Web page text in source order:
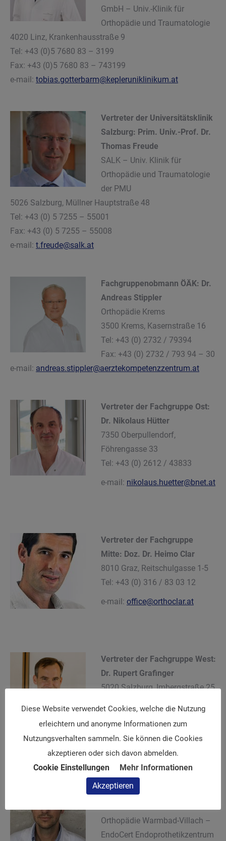
GmbH – Univ.-Klinik für
Orthopädie und Traumatologie
4020 Linz, Krankenhausstraße 9
Tel: +43 (0)5 7680 83 – 3199
Fax: +43 (0)5 7680 83 – 743199
e-mail: tobias.gotterbarm@kepleruniklinikum.at
Vertreter der Universitätsklinik
Salzburg: Prim. Univ.-Prof. Dr.
Thomas Freude
SALK – Univ. Klinik für
Orthopädie und Traumatologie
der PMU
5026 Salzburg, Müllner Hauptstraße 48
Tel: +43 (0) 5 7255 – 55001
Fax: +43 (0) 5 7255 – 55008
e-mail: t.freude@salk.at
Fachgruppenobmann ÖÄK: Dr.
Andreas Stippler
Orthopädie Krems
3500 Krems, Kasernstraße 16
Tel: +43 (0) 2732 / 79394
Fax: +43 (0) 2732 / 793 94 – 30
e-mail: andreas.stippler@aerztekompetenzzentrum.at
Vertreter der Fachgruppe Ost:
Dr. Nikolaus Hütter
7350 Oberpullendorf,
Föhrengasse 33
Tel: +43 (0) 2612 / 43833
e-mail: nikolaus.huetter@bnet.at
Vertreter der Fachgruppe
Mitte: Doz. Dr. Heimo Clar
8010 Graz, Reitschulgasse 1-5
Tel: +43 (0) 316 / 83 03 12
e-mail: office@orthoclar.at
Vertreter der Fachgruppe West:
Dr. Rupert Grafinger
5020 Salzburg, Imbergstraße 25
e-mail:r.grafinger@a1.net
Vertreter Mittelbau: Priv.Doz.
DDr. Lukas Holzer
Orthopädie Warmbad-Villach –
EndoCert Endoprothetikzentrum
Diese Website verwendet Cookies, welche die Nutzung
erleichtern und anonyme Informationen zum
Nutzungsverhalten sammeln. Sie können die Cookies
akzeptieren oder sich davon abmelden.
Cookie Einstellungen
Mehr Informationen
Akzeptieren